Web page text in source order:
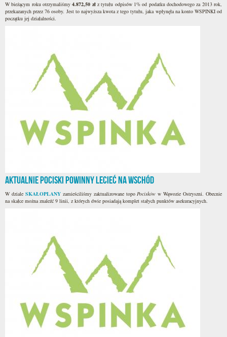
W bieżącym roku otrzymaliśmy4.872,50 złz tytułu odpisów 1% od podatku dochodowego za 2013 rok,
przekazanych przez 76 osoby. Jest to najwyższa kwota z tego tytułu, jaka wpłynęła na konto WSPINKI od
początku jej działalności.
Aktualnie Pociski powinny lecieć na wschód
W dziale SKAŁOPLANYzamieściliśmy zaktualizowane topoPociskóww Wąwozie Ostryszni. Obecnie
na skałce można znaleźć 9 linii, z których dwie posiadają komplet stałych punktów asekuracyjnych.